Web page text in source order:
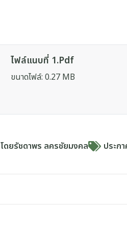
ไฟล์แนบที่ 1.pdf
ขนาดไฟล์: 0.27 MB
โดยรัชดาพร ลครชัยมงคล ประก